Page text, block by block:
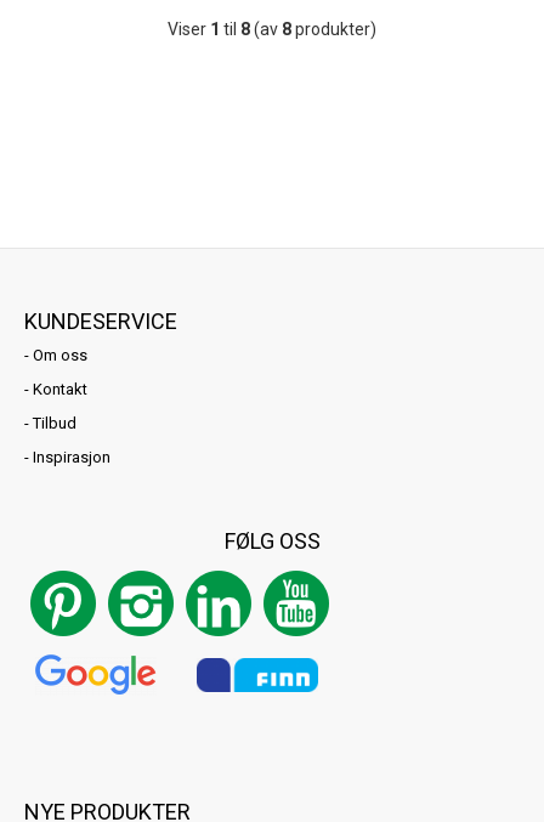
Viser 1 til 8(av 8produkter)
KUNDESERVICE
- Om oss
- Kontakt
-Tilbud
- Inspirasjon
FØLG OSS
NYE PRODUKTER